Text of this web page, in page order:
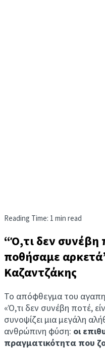
Reading Time: 1 min read
“Ό,τι δεν συνέβη
ποθήσαμε
Καζαντζάκης
Το απόφθεγμα του
«Ό,τι δεν συνέβη ποτέ,
συνοψίζει μια μεγάλη
ανθρώπινη φύση: οι
πραγματικότητα που